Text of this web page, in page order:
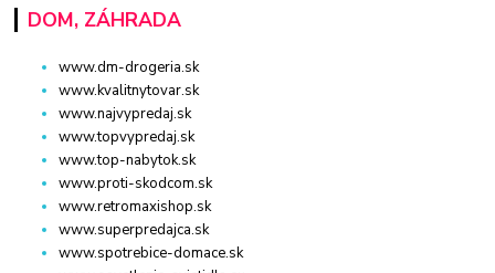
DOM, ZÁHRADA
www.dm-drogeria.sk
www.kvalitnytovar.sk
www.najvypredaj.sk
www.topvypredaj.sk
www.top-nabytok.sk
www.proti-skodcom.sk
www.retromaxishop.sk
www.superpredajca.sk
www.spotrebice-domace.sk